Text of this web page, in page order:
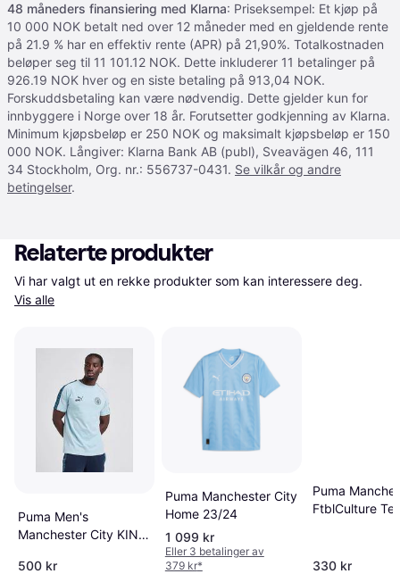
48 måneders finansiering med Klarna: Priseksempel: Et kjøp på
10 000 NOK betalt ned over 12 måneder med en gjeldende rente
på 21.9 % har en effektiv rente (APR) på 21,90%. Totalkostnaden
beløper seg til 11 101.12 NOK. Dette inkluderer 11 betalinger på
926.19 NOK hver og en siste betaling på 913,04 NOK.
Forskuddsbetaling kan være nødvendig. Dette gjelder kun for
innbyggere i Norge over 18 år. Forutsetter godkjenning av Klarna.
Minimum kjøpsbeløp er 250 NOK og maksimalt kjøpsbeløp er 150
000 NOK. Långiver: Klarna Bank AB (publ), Sveavägen 46, 111
34 Stockholm, Org. nr.: 556737-0431. Se vilkår og andre
betingelser.
Relaterte produkter
Vis alle
Puma Men's
Manchester City KING
500 kr
Puma Manchester City
Home 23/24
1 099 kr
Eller 3 betalinger av
379 kr*
Puma
FtblCulture
330 kr